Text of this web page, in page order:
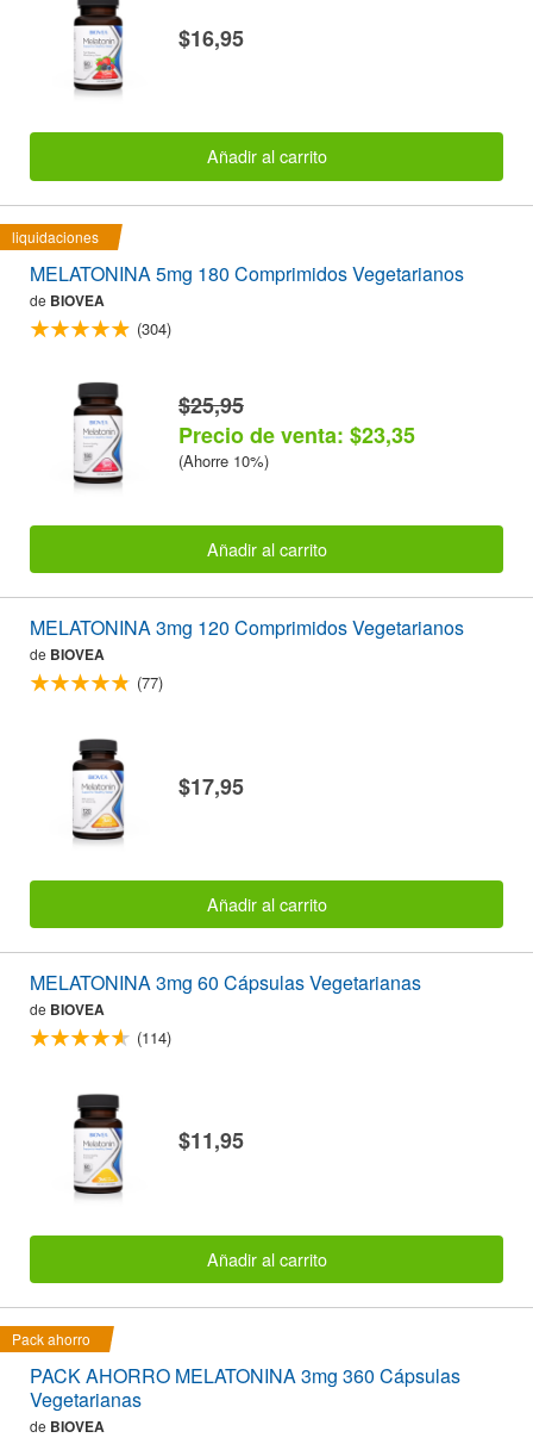
$16,95
Añadir al carrito
liquidaciones
MELATONINA 5mg 180 Comprimidos Vegetarianos
de BIOVEA
(304)
$25,95
Precio de venta: $23,35
(Ahorre 10%)
Añadir al carrito
MELATONINA 3mg 120 Comprimidos Vegetarianos
de BIOVEA
(77)
$17,95
Añadir al carrito
MELATONINA 3mg 60 Cápsulas Vegetarianas
de BIOVEA
(114)
$11,95
Añadir al carrito
Pack ahorro
PACK AHORRO MELATONINA 3mg 360 Cápsulas
Vegetarianas
de BIOVEA